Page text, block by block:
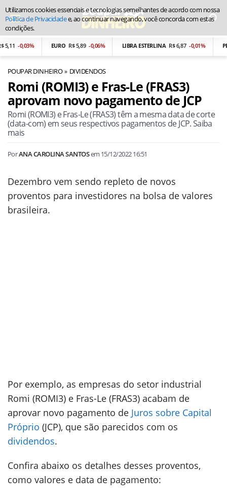
-0,03% EURO R$ 5,89 -0,06% LIBRA ESTERLINA R$ 6,87 -0,01%
POUPAR DINHEIRO DIVIDENDOS
Romi (ROMI3) e Fras-Le (FRAS3)
aprovam novo pagamento de JCP
Romi (ROMI3) e Fras-Le (FRAS3) têm a mesma data de corte
(data-com) em seus respectivos pagamentos de JCP. Saiba
mais
PorANA CAROLINA SANTOSem 15/12/2022 16:51
Dezembro vem sendo repleto de novos
proventos para investidores na bolsa de valores
brasileira.
Por exemplo, as empresas do setor industrial
Romi (ROMI3) e Fras-Le (FRAS3) acabam de
aprovar novo pagamento de Juros sobre Capital
Próprio (JCP), que são parecidos com os
dividendos.
Confira abaixo os detalhes desses proventos,
como valores e data de pagamento:
Utilizamos cookies essenciais e tecnologias semelhantes de acordo com nossa
Política de Privacidadee, ao continuar navegando, você concorda com estas
condições.